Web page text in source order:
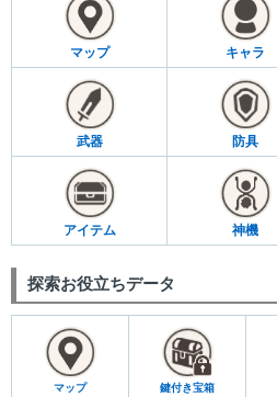
マップ キャラ
武器 防具
アイテム 神機
探索お役立ちデータ
マップ 鍵付き宝箱